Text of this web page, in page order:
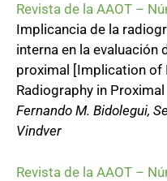
Revista de la AAOT –
Implicancia de la
interna en la evaluación
proximal [Implication of
Radiography in
Fernando M. Bidolegui,
Vindver
Revista de la AAOT –